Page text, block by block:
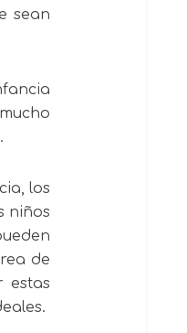
sean
los
niños
de
estas